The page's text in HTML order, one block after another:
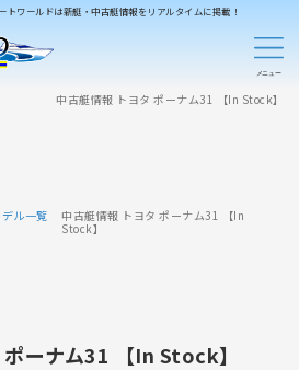
トワールドは新艇・中古艇情報をリアルタイムに掲載！
中古艇情報 トヨタ ポーナム31 【In Stock】
デル一覧
中古艇情報 トヨタ ポーナム31 【In
Stock】
ーナム31 【In Stock】